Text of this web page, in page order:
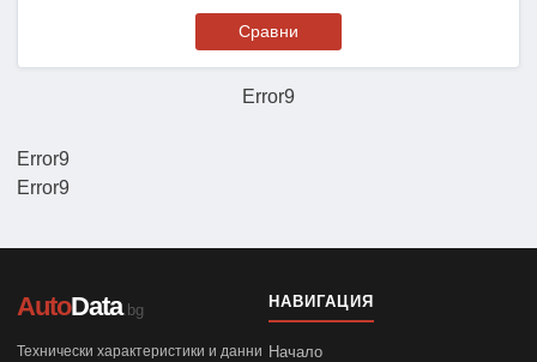
Error9
Сравни
Error9
Error9
AutoData.bg
Технически характеристики и данни
НАВИГАЦИЯ
Начало